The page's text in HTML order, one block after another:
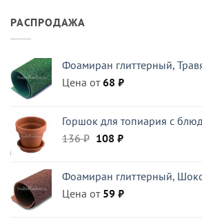
РАСПРОДАЖА
Фоамиран глиттерный,
Цена от68 ₽
Горшок для топиария с
136₽ Первоначальная
136 ₽.
108 ₽Текущая
Фоамиран глиттерный,
Цена от 59 ₽